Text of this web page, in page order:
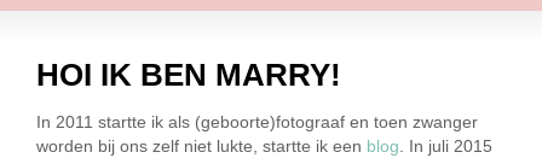
HOI IK BEN MARRY!
In 2011 startte ik als (geboorte)fotograaf en toen zwanger
worden bij ons zelf niet lukte, startte ik een blog . In juli 2015